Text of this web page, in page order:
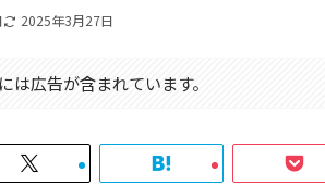
2025年3月27日
は広告が含まれています。